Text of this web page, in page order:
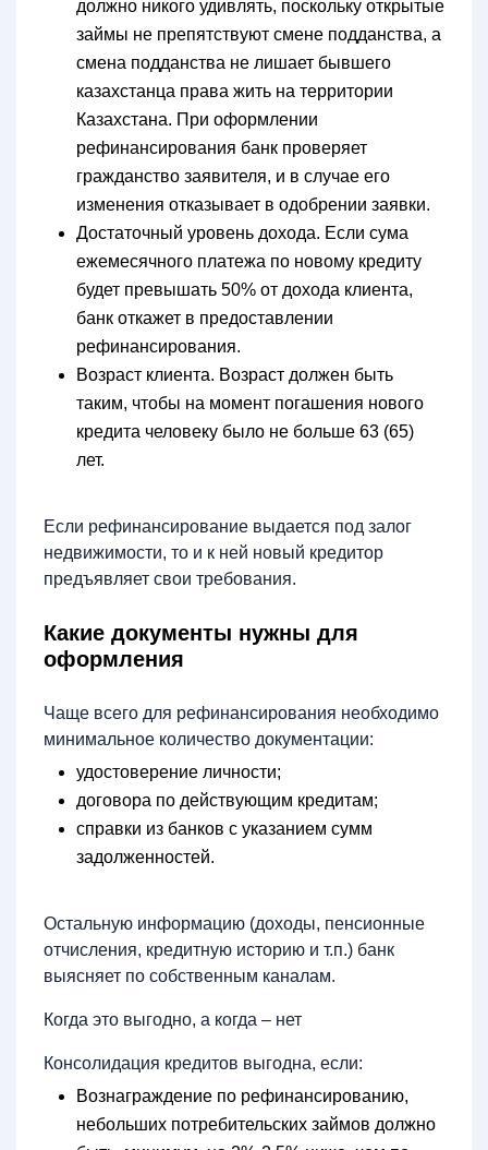
должно никого удивлять, поскольку открытые
займы не препятствуют смене подданства, а
смена подданства не лишает бывшего
казахстанца права жить на территории
Казахстана. При оформлении
рефинансирования банк проверяет
гражданство заявителя, и в случае его
изменения отказывает в одобрении заявки.
Достаточный уровень дохода. Если сума
ежемесячного платежа по новому кредиту
будет превышать 50% от дохода клиента,
банк откажет в предоставлении
рефинансирования.
Возраст клиента. Возраст должен быть
таким, чтобы на момент погашения нового
кредита человеку было не больше 63 (65)
лет.
Если рефинансирование выдается под залог
недвижимости, то и к ней новый кредитор
предъявляет свои требования.
Какие документы нужны для
оформления
Чаще всего для рефинансирования необходимо
минимальное количество документации:
удостоверение личности;
договора по действующим кредитам;
справки из банков с указанием сумм
задолженностей.
Остальную информацию (доходы, пенсионные
отчисления, кредитную историю и т.п.) банк
выясняет по собственным каналам.
Когда это выгодно, а когда – нет
Консолидация кредитов выгодна, если:
Вознаграждение по рефинансированию,
небольших потребительских займов должно